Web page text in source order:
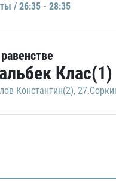
/ 26:35 - 28:35
Клас(1)
Константин(2),